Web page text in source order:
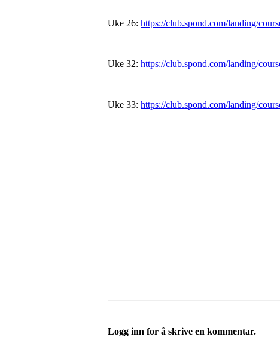
Uke 26: https://club.spond.com/landing/
Uke 32: https://club.spond.com/landing/
Uke 33: https://club.spond.com/landing/
Logg inn for å skrive en kommentar.